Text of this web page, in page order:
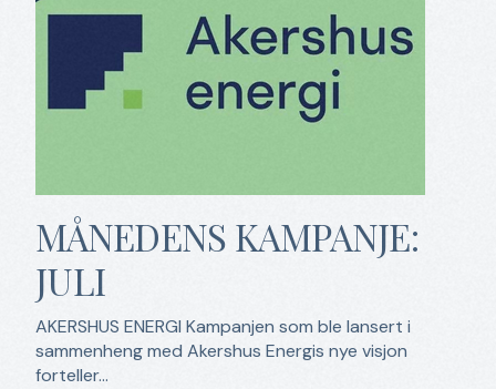
MÅNEDENS KAMPANJE:
JULI
AKERSHUS ENERGI Kampanjen som ble lansert i
sammenheng med Akershus Energis nye visjon
forteller...